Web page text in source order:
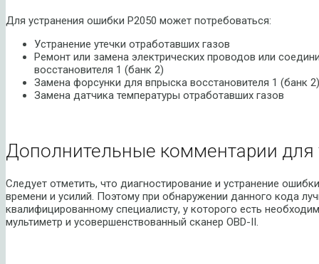
Для устранения ошибки P2050 может потребоваться:
Устранение утечки отработавших газов
Ремонт или замена электрических проводов или
восстановителя 1 (банк 2)
Замена форсунки для впрыска восстановителя 1 (банк 2)
Замена датчика температуры отработавших газов
Дополнительные комментарии для
Следует отметить, что диагностирование и устранение
времени и усилий. Поэтому при обнаружении данного кода
квалифицированному специалисту, у которого есть
мультиметр и усовершенствованный сканер OBD-II.